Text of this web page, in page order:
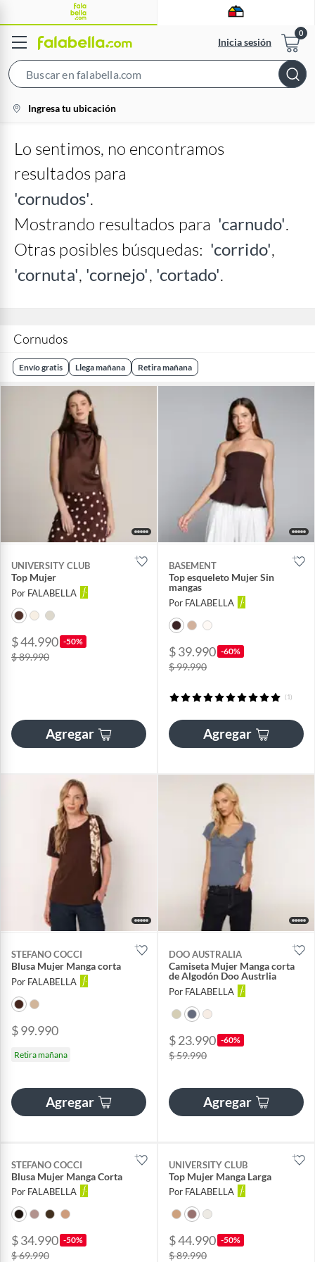
Inicia sesión
Bar
location-
icon
Ingresa tu ubicación
Lo sentimos, no encontramos
resultados para
'cornudos'.
Mostrando resultados para 'carnudo'.
Otras posibles búsquedas: 'corrido',
'cornuta', 'cornejo', 'cortado'.
Cornudos
Envío gratis Llega mañana Retira mañana
UNIVERSITY CLUB
Top Mujer
Por FALABELLA
$ 44.990 -50%
$ 89.990
Agregar
BASEMENT
Top esqueleto Mujer Sin
mangas
Por FALABELLA
$ 39.990 -60%
$ 99.990
(1)
Agregar
STEFANO COCCI
Blusa Mujer Manga corta
Por FALABELLA
$ 99.990
Retira mañana
Agregar
DOO AUSTRALIA
Camiseta Mujer Manga corta
de Algodón Doo Austrlia
Por FALABELLA
$ 23.990 -60%
$ 59.990
Agregar
STEFANO COCCI
Blusa Mujer Manga Corta
Por FALABELLA
$ 34.990 -50%
$ 69.990
UNIVERSITY CLUB
Top Mujer Manga Larga
Por FALABELLA
$ 44.990 -50%
$ 89.990